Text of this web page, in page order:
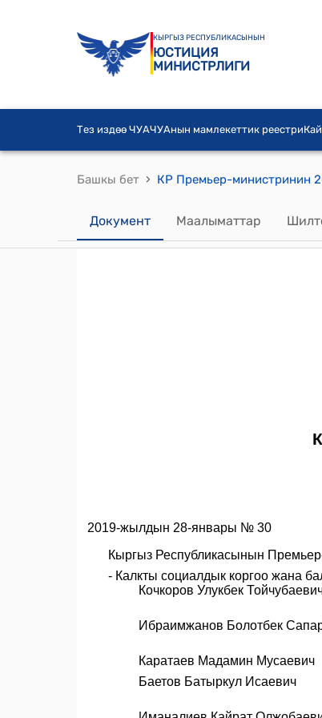
КЫРГЫЗ РЕСПУБЛИКАСЫНЫН
ЮСТИЦИЯ
МИНИСТРЛИГИ
Тез издөө ЧУАЧУАнын мамлекеттик реестри
Башкы бет ›
Документ Маалыматтар